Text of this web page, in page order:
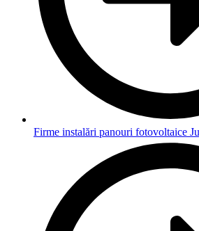
Firme instalări panouri fotovoltaice